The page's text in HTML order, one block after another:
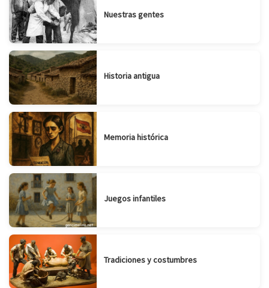
Nuestras gentes
Historia antigua
Memoria histórica
Juegos infantiles
Tradiciones y costumbres